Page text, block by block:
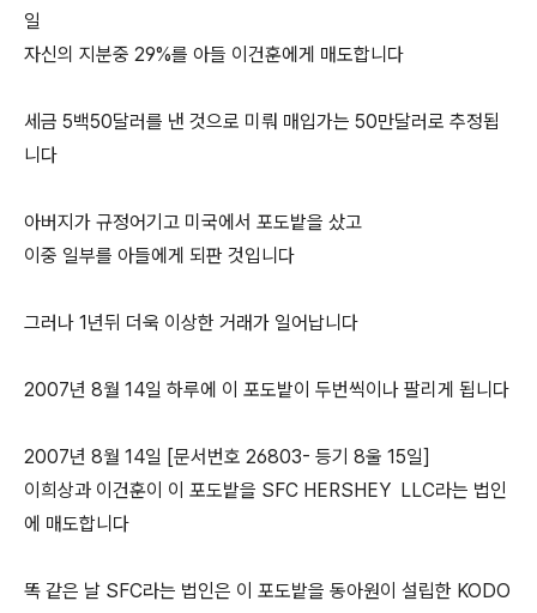
일
자신의 지분중 29%를 아들 이건훈에게 매도합니다
세금 5백50달러를 낸 것으로 미뤄 매입가는 50만달러로 추정됩
니다
아버지가 규정어기고 미국에서 포도밭을 샀고
이중 일부를 아들에게 되판 것입니다
그러나 1년뒤 더욱 이상한 거래가 일어납니다
2007년 8월 14일 하루에 이 포도밭이 두번씩이나 팔리게 됩니다
2007년 8월 14일 [문서번호 26803- 등기 8울 15일]
이희상과 이건훈이 이 포도밭을 SFC HERSHEY LLC라는 법인
에 매도합니다
똑 같은 날 SFC라는 법인은 이 포도밭을 동아원이 설립한 KODO